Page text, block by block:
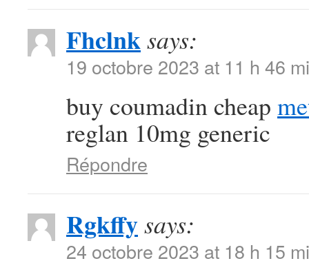
Fhclnksays:
19 octobre 2023 at 11 h 46
buy coumadin cheap
reglan 10mg generic
Répondre
Rgkffysays:
24 octobre 2023 at 18 h 15